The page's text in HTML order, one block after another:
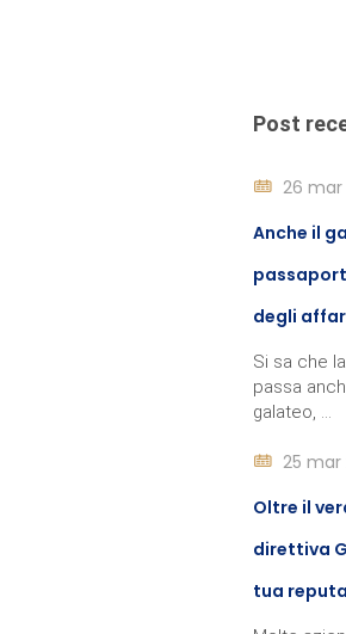
Post
26 mar
Anche il
degli
Si sa che
passa
galateo, ...
25 mar
Oltre il
direttiva
tua